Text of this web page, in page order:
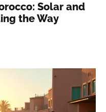
Solar and
the Way